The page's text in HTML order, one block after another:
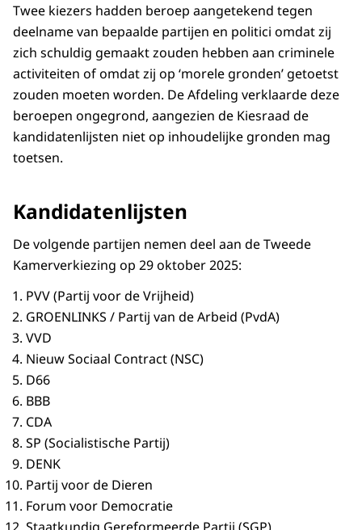
Twee kiezers hadden beroep aangetekend tegen
deelname van bepaalde partijen en politici omdat zij
zich schuldig gemaakt zouden hebben aan criminele
activiteiten of omdat zij op ‘morele gronden’ getoetst
zouden moeten worden. De Afdeling verklaarde deze
beroepen ongegrond, aangezien de Kiesraad de
kandidatenlijsten niet op inhoudelijke gronden mag
toetsen.
Kandidatenlijsten
De volgende partijen nemen deel aan de Tweede
Kamerverkiezing op 29 oktober 2025:
PVV (Partij voor de Vrijheid)
GROENLINKS / Partij van de Arbeid (PvdA)
VVD
Nieuw Sociaal Contract (NSC)
D66
BBB
CDA
SP (Socialistische Partij)
DENK
Partij voor de Dieren
Forum voor Democratie